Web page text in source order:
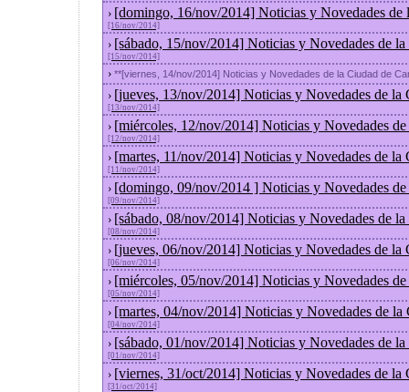
› [domingo, 16/nov/2014] Noticias y Novedades de
[16/nov/2014]
› [sábado, 15/nov/2014] Noticias y Novedades de
[15/nov/2014]
› **[viernes, 14/nov/2014] Noticias y Novedades de la Ciudad de
› [jueves, 13/nov/2014] Noticias y Novedades de la
[13/nov/2014]
› [miércoles, 12/nov/2014] Noticias y Novedades
[12/nov/2014]
› [martes, 11/nov/2014] Noticias y Novedades de la
[11/nov/2014]
› [domingo, 09/nov/2014 ] Noticias y Novedades
[09/nov/2014]
› [sábado, 08/nov/2014] Noticias y Novedades de
[08/nov/2014]
› [jueves, 06/nov/2014] Noticias y Novedades de la
[06/nov/2014]
› [miércoles, 05/nov/2014] Noticias y Novedades
[05/nov/2014]
› [martes, 04/nov/2014] Noticias y Novedades de la
[04/nov/2014]
› [sábado, 01/nov/2014] Noticias y Novedades de
[01/nov/2014]
› [viernes, 31/oct/2014] Noticias y Novedades de la
[31/oct/2014]